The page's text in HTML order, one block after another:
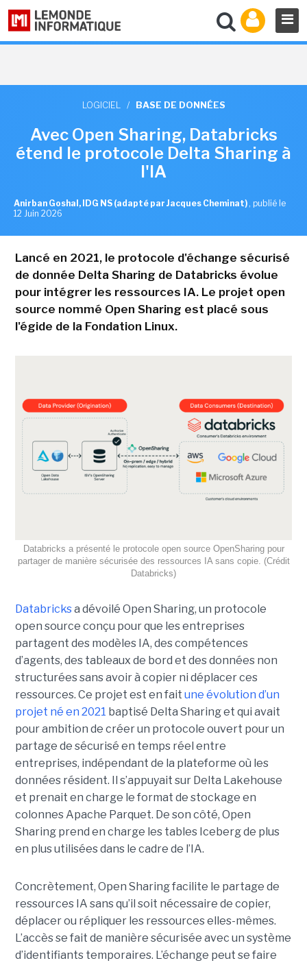
LOGICIEL / BASE DE DONNÉES
Avec Open Sharing, Databricks
étend le protocole Delta Sharing à
l'IA
Anirban Goshal, IDG NS (adapté par Jacques Cheminat) , publié le
12 Juin 2026
Lancé en 2021, le protocole d'échange sécurisé
de donnée Delta Sharing de Databricks évolue
pour intégrer les ressources IA. Le projet open
source nommé Open Sharing est placé sous
l'égide de la Fondation Linux.
Databricks a présenté le protocole open source OpenSharing pour
partager de manière sécurisée des ressources IA sans copie. (Crédit
Databricks)
Databricksa dévoilé Open Sharing, un protocole
open source conçu pour que les entreprises
partagent des modèles IA, des compétences
d’agents, des tableaux de bord et des données non
structurées sans avoir à copier ni déplacer ces
ressources. Ce projet est en fait une évolution d’un
projet né en 2021 baptisé Delta Sharing et qui avait
pour ambition de créer un protocole ouvert pour un
partage de sécurisé en temps réel entre
entreprises, indépendant de la plateforme où les
données résident. Il s’appuyait sur Delta Lakehouse
et prenait en charge le format de stockage en
colonnes Apache Parquet. De son côté, Open
Sharing prend en charge les tables Iceberg de plus
en plus utilisées dans le cadre de l’IA.
Concrètement, Open Sharing facilite le partage de
ressources IA sans qu’il soit nécessaire de copier,
déplacer ou répliquer les ressources elles-mêmes.
L’accès se fait de manière sécurisée avec un système
d’identifiants temporaires. L’échange peut se faire